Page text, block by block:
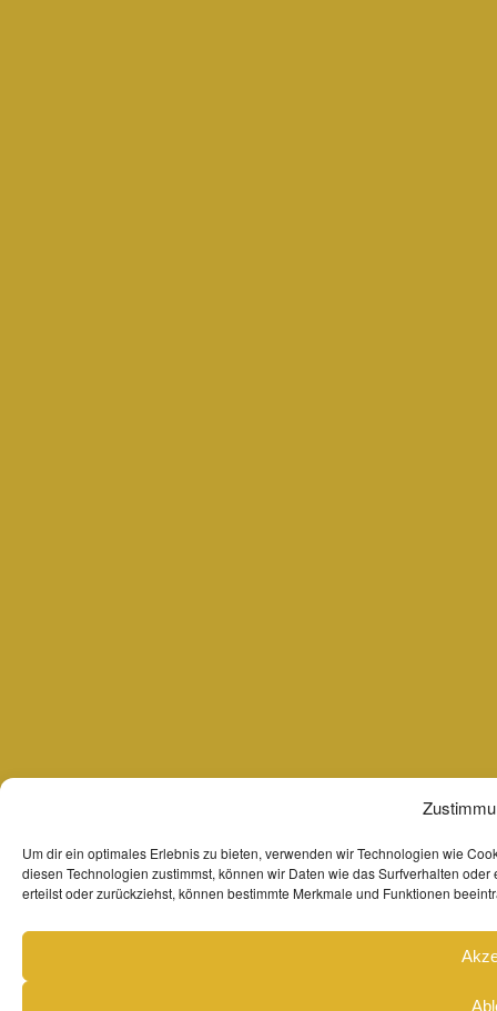
Um dir ein optimales Erlebnis zu bieten, verwenden wir Technologien wie
diesen Technologien zustimmst, können wir Daten wie das Surfverhalten
erteilst oder zurückziehst, können bestimmte Merkmale und Funktionen